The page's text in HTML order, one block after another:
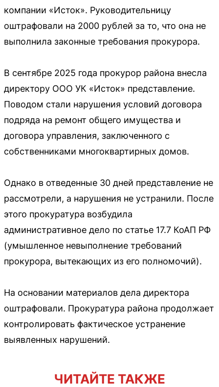
компании «Исток». Руководительницу
оштрафовали на 2000 рублей за то, что она не
выполнила законные требования прокурора.
В сентябре 2025 года прокурор района внесла
директору ООО УК «Исток» представление.
Поводом стали нарушения условий договора
подряда на ремонт общего имущества и
договора управления, заключенного с
собственниками многоквартирных домов.
Однако в отведенные 30 дней представление не
рассмотрели, а нарушения не устранили. После
этого прокуратура возбудила
административное дело по статье 17.7 КоАП РФ
(умышленное невыполнение требований
прокурора, вытекающих из его полномочий).
На основании материалов дела директора
оштрафовали. Прокуратура района продолжает
контролировать фактическое устранение
выявленных нарушений.
ЧИТАЙТЕ ТАКЖЕ